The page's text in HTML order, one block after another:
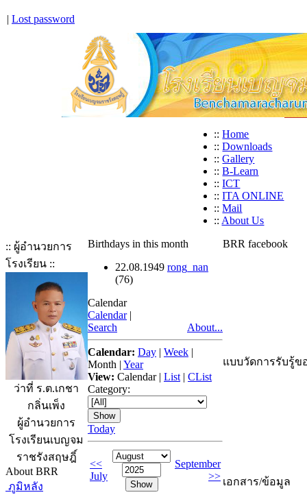
| Lost password
:: Home
:: Downloads
:: Gallery
:: B-Learn
:: ICT
:: ITA ONLINE
:: Mail
:: About Us
:: ผู้อำนวยการ
โรงเรียน ::
ว่าที่ ร.ต.เกชา
กลิ่นเพ็ง
ผู้อำนวยการ
โรงเรียนเบญจม
ราชรังสฤษฎิ์
About BRR
ภูมิหลัง
Birthdays in this month
22.08.1949 rong_nan
(76)
Calendar
Calendar |
Search
About...
Calendar: Day | Week |
Month | Year
View: Calendar| List | CList
Category:
Today
<<
July
September
>>
BRR facebook
แบบวัดการรับรู้ข
เอกสาร/ข้อมูล